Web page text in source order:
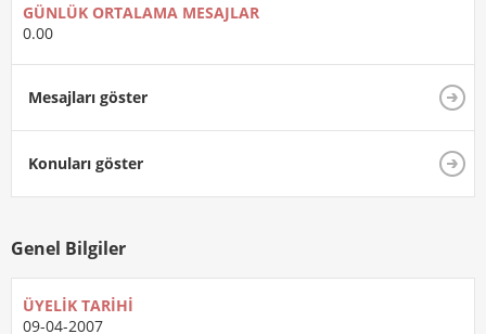
GÜNLÜK ORTALAMA MESAJLAR
0.00
Mesajları göster
Konuları göster
Genel Bilgiler
ÜYELIK TARIHI
09-04-2007